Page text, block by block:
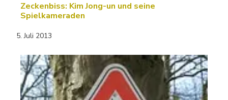
Zeckenbiss: Kim Jong-un und seine
Spielkameraden
5. Juli 2013